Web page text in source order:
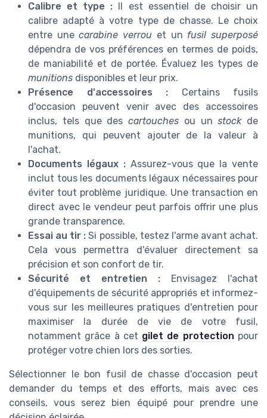
Calibre et type : Il est essentiel de choisir un
calibre adapté à votre type de chasse. Le choix
entre unecarabine verrou et un fusil superposé
dépendra de vos préférences en termes de poids,
de maniabilité et de portée. Évaluez les types de
munitions disponibles et leur prix.
Présence d'accessoires : Certains fusils
d'occasion peuvent venir avec des accessoires
inclus, tels que des cartouches ou unstockde
munitions, qui peuvent ajouter de la valeur à
l'achat.
Documents légaux :Assurez-vous que la vente
inclut tous les documents légaux nécessaires pour
éviter tout problème juridique. Une transaction en
direct avec le vendeur peut parfois offrir une plus
grande transparence.
Essai au tir : Si possible, testez l'arme avant achat.
Cela vous permettra d'évaluer directement sa
précision et son confort de tir.
Sécurité et entretien : Envisagez l'achat
d'équipements de sécurité appropriés et informez-
vous sur les meilleures pratiques d'entretien pour
maximiser la durée de vie de votre fusil,
notamment grâce à cet gilet de protection pour
protéger votre chien lors des sorties.
Sélectionner le bon fusil de chasse d'occasion peut
demander du temps et des efforts, mais avec ces
conseils, vous serez bien équipé pour prendre une